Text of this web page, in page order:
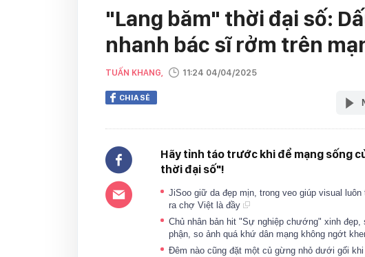
"Lang băm" thời đại số:
nhanh bác sĩ rởm trên
TUẤN KHANG, 11:24 04/04/2025
CHIA SẺ
Hãy tỉnh táo trước khi để mạng sống
thời đại số"!
JiSoo giữ da đẹp mịn, trong veo giúp visual
ra chợ Việt là đầy
Chủ nhân bản hit "Sự nghiệp chướng" xinh
phận, so ảnh quá khứ dân mạng không ngớt
Đêm nào cũng đặt một củ gừng nhỏ dưới gối